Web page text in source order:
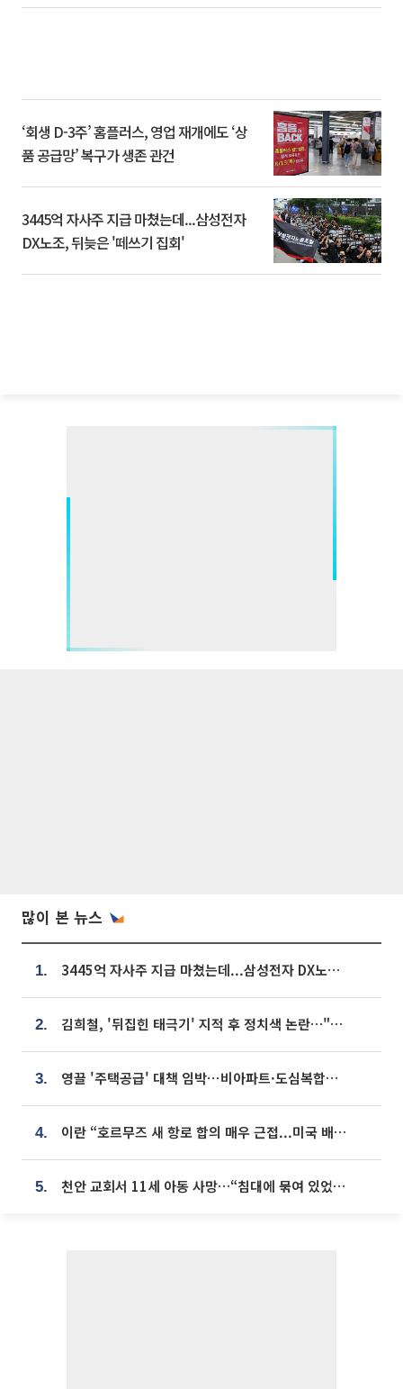
‘회생 D-3주’ 홈플러스, 영업 재개에도 ‘상
품 공급망’ 복구가 생존 관건
3445억 자사주 지급 마쳤는데...삼성전자
DX노조, 뒤늦은 '떼쓰기 집회'
많이 본 뉴스
1. 3445억 자사주 지급 마쳤는데...삼성전자 DX노조, 뒤늦은 '떼쓰기 집회'
2. 김희철, '뒤집힌 태극기' 지적 후 정치색 논란…"좌우 떠나 우리나라 국기"
3. 영끌 '주택공급' 대책 임박⋯비아파트·도심복합까지 총동원
4. 이란 “호르무즈 새 항로 합의 매우 근접...미국 배상 먼저”
5. 천안 교회서 11세 아동 사망…“침대에 묶여 있었다” 진술 확보